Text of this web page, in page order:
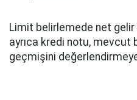
Limit belirlemede net gelir
ayrıca kredi notu, mevcut
geçmişini